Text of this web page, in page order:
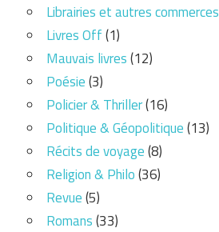
Librairies et autres commerces
Livres Off(1)
Mauvais livres(12)
Poésie(3)
Policier & Thriller(16)
Politique & Géopolitique(13)
Récits de voyage(8)
Religion & Philo(36)
Revue(5)
Romans(33)